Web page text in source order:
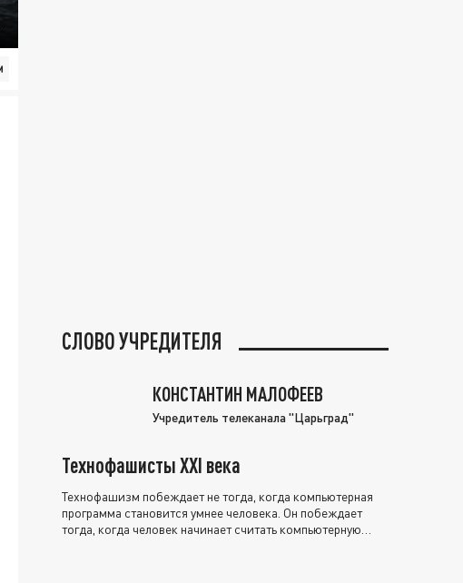
СЛОВО УЧРЕДИТЕЛЯ
КОНСТАНТИН МАЛОФЕЕВ
Учредитель телеканала "Царьград"
Технофашисты XXI века
Технофашизм побеждает не тогда, когда компьютерная
программа становится умнее человека. Он побеждает
тогда, когда человек начинает считать компьютерную